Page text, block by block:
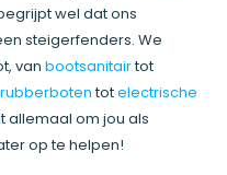
wel dat ons
steigerfenders. We
vanbootsanitairtot
rubberbotentotelectrische
allemaal om jou als
op te helpen!